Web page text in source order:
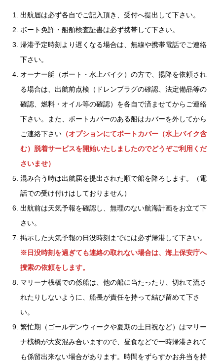
出航届は必ず各自でご記入頂き、受付へ提出して下さい。
ボート免許・船舶検査証書は必ず携帯して下さい。
帰港予定時刻より遅くなる場合は、無線や携帯電話でご連絡
下さい。
オーナー艇（ボート・水上バイク）の方で、揚降を依頼され
る場合は、出航前点検（ドレンプラグの確認、法定備品等の
確認、燃料・オイル等の確認）を各自で済ませてからご連絡
下さい。また、ボートカバーのある船はカバーを外してから
ご連絡下さい （オプションにてボートカバー（水上バイク含
む）脱着サービスを開始いたしましたのでどうぞご利用くだ
さいませ）
混み合う時は出航届を提出された順で船を降ろします。（電
話での受け付けはしておりません）
出航前は天気予報を確認し、無理のない航海計画をお立て下
さい。
掲示した天気予報の日没時刻までには必ず帰港して下さい。
※日没時刻を過ぎても連絡の取れない場合は、海上保安庁へ
捜索の依頼をします。
マリーナ桟橋での係船は、他の船に当たったり、切れて流さ
れたりしないように、船長が責任を持って結び留めて下さ
い。
繁忙期（ゴールデンウィークや夏期の土日祝など）はマリー
ナ桟橋が大変混み合いますので、昼食などで一時帰港されて
も係留出来ない場合があります。時間をずらすかお弁当を持